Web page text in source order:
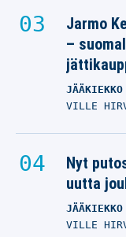
Jarmo
–
JÄÄKIEKKO
VILLE
Nyt
uutta
JÄÄKIEKKO
VILLE